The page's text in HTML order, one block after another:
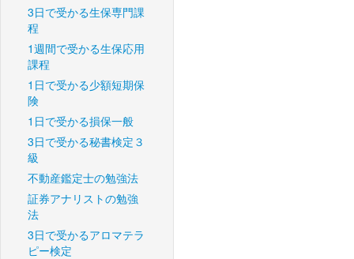
3日で受かる生保専門課
程
1週間で受かる生保応用
課程
1日で受かる少額短期保
険
1日で受かる損保一般
3日で受かる秘書検定３
級
不動産鑑定士の勉強法
証券アナリストの勉強
法
3日で受かるアロマテラ
ピー検定